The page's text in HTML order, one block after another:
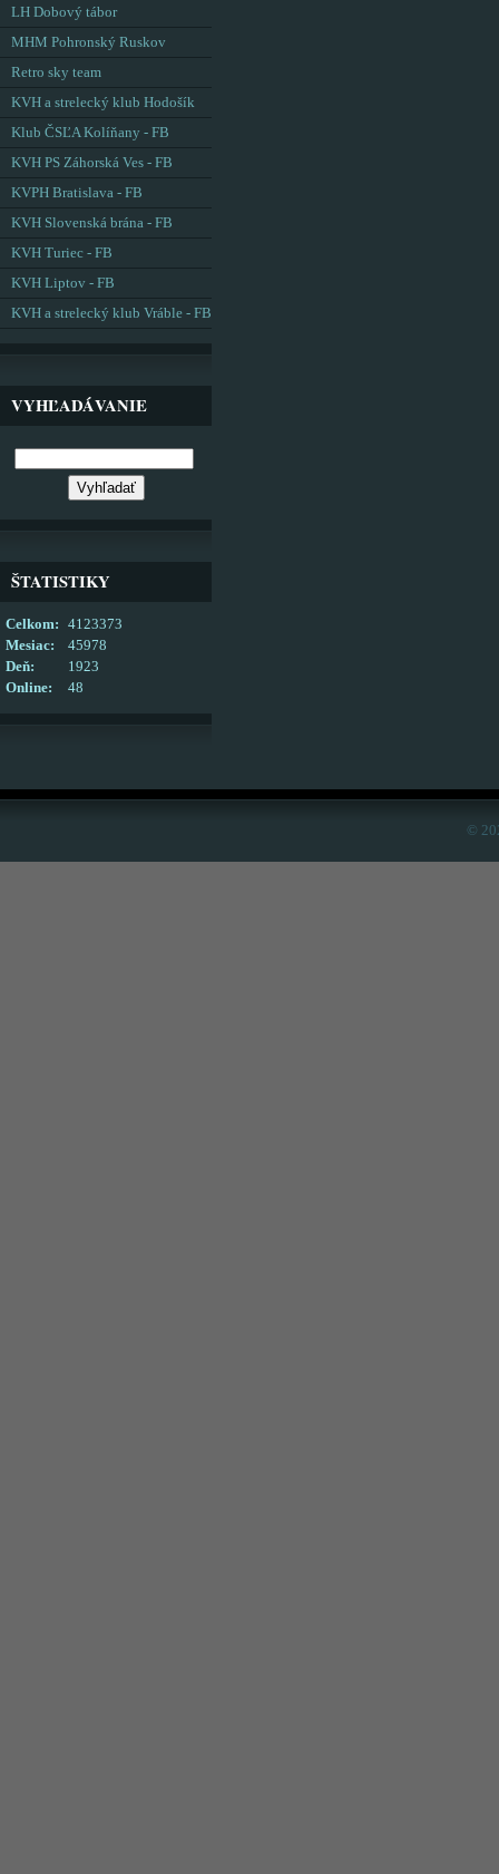
LH Dobový tábor
MHM Pohronský Ruskov
Retro sky team
KVH a strelecký klub Hodošík
Klub ČSĽA Kolíňany - FB
KVH PS Záhorská Ves - FB
KVPH Bratislava - FB
KVH Slovenská brána - FB
KVH Turiec - FB
KVH Liptov - FB
KVH a strelecký klub Vráble - FB
VYHĽADÁVANIE
ŠTATISTIKY
Online: 48
Celkom:
4123373
Mesiac:
45978
Deň:
1923
©